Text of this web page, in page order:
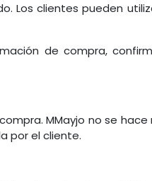
Los clientes pueden
de compra,
MMayjo no se hace
por el cliente.